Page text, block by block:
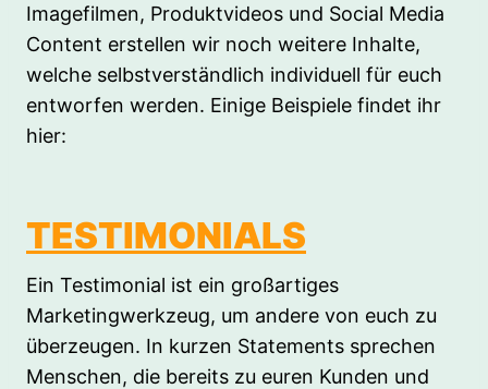
Imagefilmen, Produktvideos und Social Media
Content erstellen wir noch weitere Inhalte,
welche selbstverständlich individuell für euch
entworfen werden. Einige Beispiele findet ihr
hier:
TESTIMONIALS
Ein Testimonial ist ein großartiges
Marketingwerkzeug, um andere von euch zu
überzeugen. In kurzen Statements sprechen
Menschen, die bereits zu euren Kunden und